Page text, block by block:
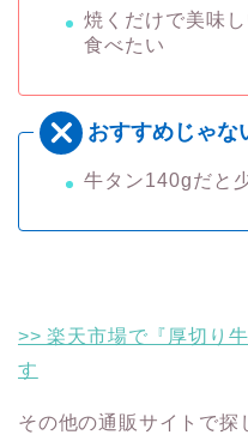
焼くだけで美味
食べたい
牛タン140gだと
>> 楽天市場で『厚切り
す
その他の通販サイトで探